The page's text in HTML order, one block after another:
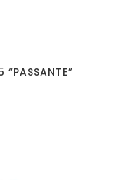
“PASSANTE”